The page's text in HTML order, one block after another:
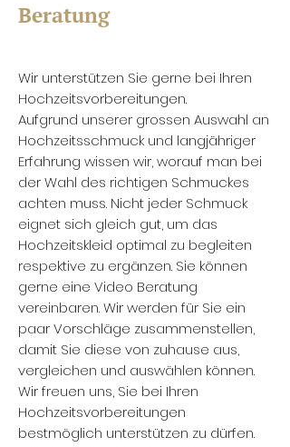
Beratung
Wir unterstützen Sie gerne bei Ihren
Hochzeitsvorbereitungen.
Aufgrund unserer grossen Auswahl an
Hochzeitsschmuck und langjähriger
Erfahrung wissen wir, worauf man bei
der Wahl des richtigen Schmuckes
achten muss. Nicht jeder Schmuck
eignet sich gleich gut, um das
Hochzeitskleid optimal zu begleiten
respektive zu ergänzen. Sie können
gerne eine Video Beratung
vereinbaren. Wir werden für Sie ein
paar Vorschläge zusammenstellen,
damit Sie diese von zuhause aus,
vergleichen und auswählen können.
Wir freuen uns, Sie bei Ihren
Hochzeitsvorbereitungen
bestmöglich unterstützen zu dürfen.